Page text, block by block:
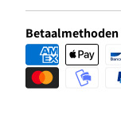
Betaalmethoden